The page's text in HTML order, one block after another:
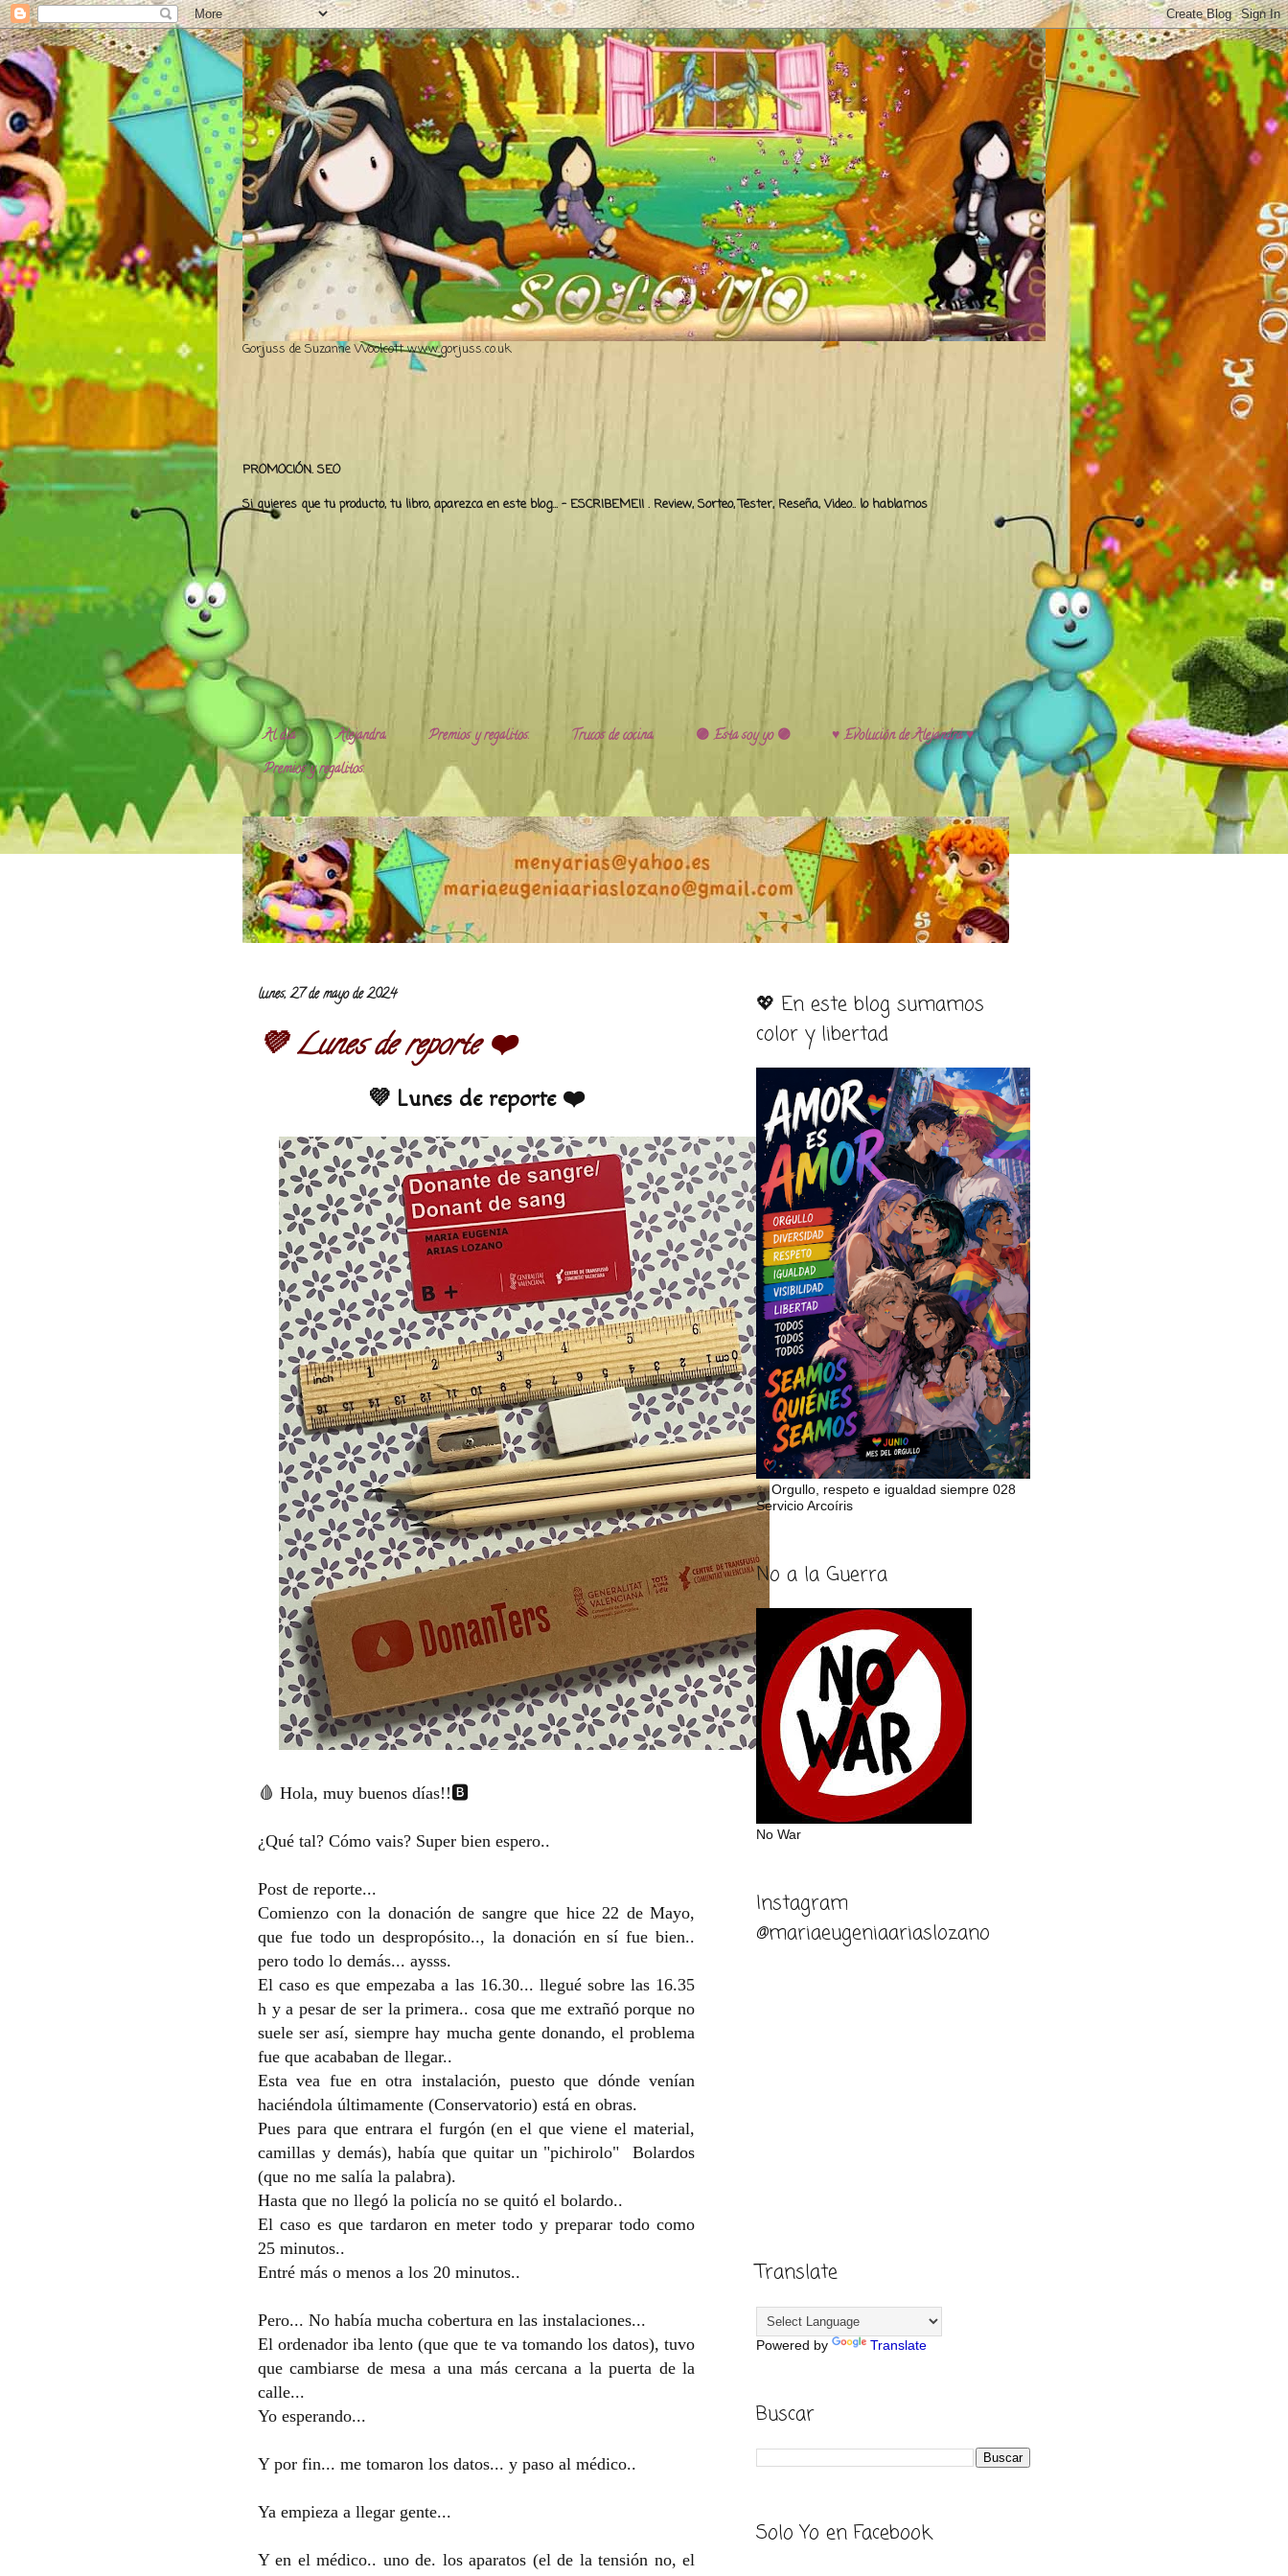
Gorjuss de Suzanne Woolcott www.gorjuss.co.uk
PROMOCIÓN. SEO
Si quieres que tu producto, tu libro, aparezca en este blog... - ESCRIBEME!! . Review, Sorteo, Tester, Reseña, Video.. lo hablamos
Al día Alejandra. Premios y regalitos. Trucos de cocina. 🟣 Esta soy yo 🟣
♥️ Evolución de Alejandra ♥️
Premios y regalitos.
lunes, 27 de mayo de 2024
💜 Lunes de reporte ❤️
💜 Lunes de reporte ❤️
🩸 Hola, muy buenos días!!🅱️
¿Qué tal? Cómo vais? Super bien espero..
Post de reporte...
Comienzo con la donación de sangre que hice 22 de Mayo,
que fue todo un despropósito.., la donación en sí fue bien..
pero todo lo demás... aysss.
El caso es que empezaba a las 16.30... llegué sobre las 16.35
h y a pesar de ser la primera.. cosa que me extrañó porque no
suele ser así, siempre hay mucha gente donando, el problema
fue que acababan de llegar..
Esta vea fue en otra instalación, puesto que dónde venían
haciéndola últimamente (Conservatorio) está en obras.
Pues para que entrara el furgón (en el que viene el material,
camillas y demás), había que quitar un "pichirolo" Bolardos
(que no me salía la palabra).
Hasta que no llegó la policía no se quitó el bolardo..
El caso es que tardaron en meter todo y preparar todo como
25 minutos..
Entré más o menos a los 20 minutos..
Pero... No había mucha cobertura en las instalaciones...
El ordenador iba lento (que que te va tomando los datos), tuvo
que cambiarse de mesa a una más cercana a la puerta de la
calle...
Yo esperando...
Y por fin... me tomaron los datos... y paso al médico..
Ya empieza a llegar gente...
Y en el médico.. uno de. los aparatos (el de la tensión no, el
💖 En este blog sumamos
color y libertad
✨ Orgullo, respeto e igualdad siempre 028
Servicio Arcoíris
No a la Guerra
No War
Instagram
@mariaeugeniaariaslozano
Translate
Powered by Translate
Buscar
Solo Yo en Facebook